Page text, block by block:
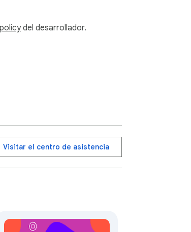
en Instagram.
del desarrollador.
Visitar el centro de asistencia